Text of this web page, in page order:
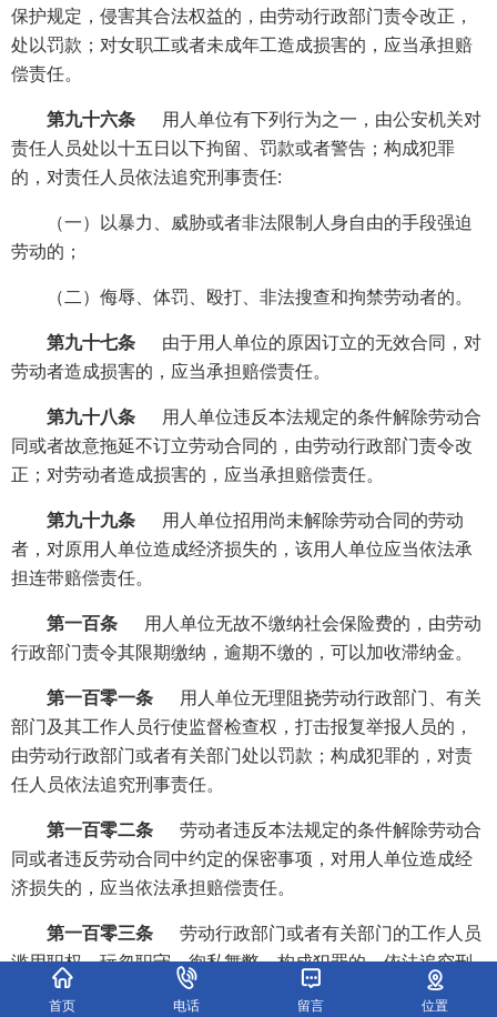
保护规定，侵害其合法权益的，由劳动行政部门责令改正，
处以罚款；对女职工或者未成年工造成损害的，应当承担赔
偿责任。
第九十六条
用人单位有下列行为之一，由公安机关对
责任人员处以十五日以下拘留、罚款或者警告；构成犯罪
的，对责任人员依法追究刑事责任:
（一）以暴力、威胁或者非法限制人身自由的手段强迫
劳动的；
（二）侮辱、体罚、殴打、非法搜查和拘禁劳动者的。
第九十七条
由于用人单位的原因订立的无效合同，对
劳动者造成损害的，应当承担赔偿责任。
第九十八条
用人单位违反本法规定的条件解除劳动合
同或者故意拖延不订立劳动合同的，由劳动行政部门责令改
正；对劳动者造成损害的，应当承担赔偿责任。
第九十九条
用人单位招用尚未解除劳动合同的劳动
者，对原用人单位造成经济损失的，该用人单位应当依法承
担连带赔偿责任。
第一百条
用人单位无故不缴纳社会保险费的，由劳动
行政部门责令其限期缴纳，逾期不缴的，可以加收滞纳金。
第一百零一条
用人单位无理阻挠劳动行政部门、有关
部门及其工作人员行使监督检查权，打击报复举报人员的，
由劳动行政部门或者有关部门处以罚款；构成犯罪的，对责
任人员依法追究刑事责任。
第一百零二条
劳动者违反本法规定的条件解除劳动合
同或者违反劳动合同中约定的保密事项，对用人单位造成经
济损失的，应当依法承担赔偿责任。
第一百零三条
劳动行政部门或者有关部门的工作人员
滥用职权、玩忽职守、徇私舞弊，构成犯罪的，依法追究刑
事责任；不构成犯罪的，给予行政处分。
首页 电话 留言 位置